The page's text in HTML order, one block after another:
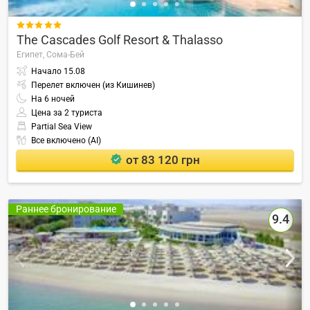

The Cascades Golf Resort & Thalasso
Египет, Сома-Бей
Начало 15.08
Перелет включен (из Кишинев)
На 6 ночей
Цена за 2 туриста
Partial Sea View
Все включено (AI)
от 83 120 грн
Раннее бронирование
9.4